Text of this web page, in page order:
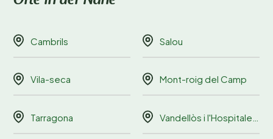
Cambrils Salou
Vila-seca Mont-roig del Camp
Tarragona Vandellòs i l'Hospitalet de l'Infant